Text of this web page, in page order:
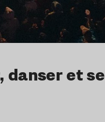
danser et se